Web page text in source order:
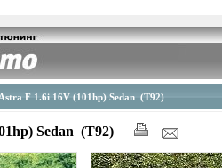
F 1.6i 16V (101hp) Sedan (T92)
Sedan (T92)